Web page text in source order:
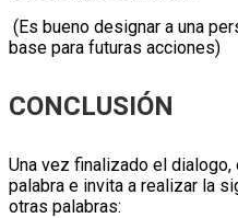
(Es bueno designar a una
base para futuras acciones)
CONCLUSIÓN
Una vez finalizado el
palabra e invita a realizar la
otras palabras: